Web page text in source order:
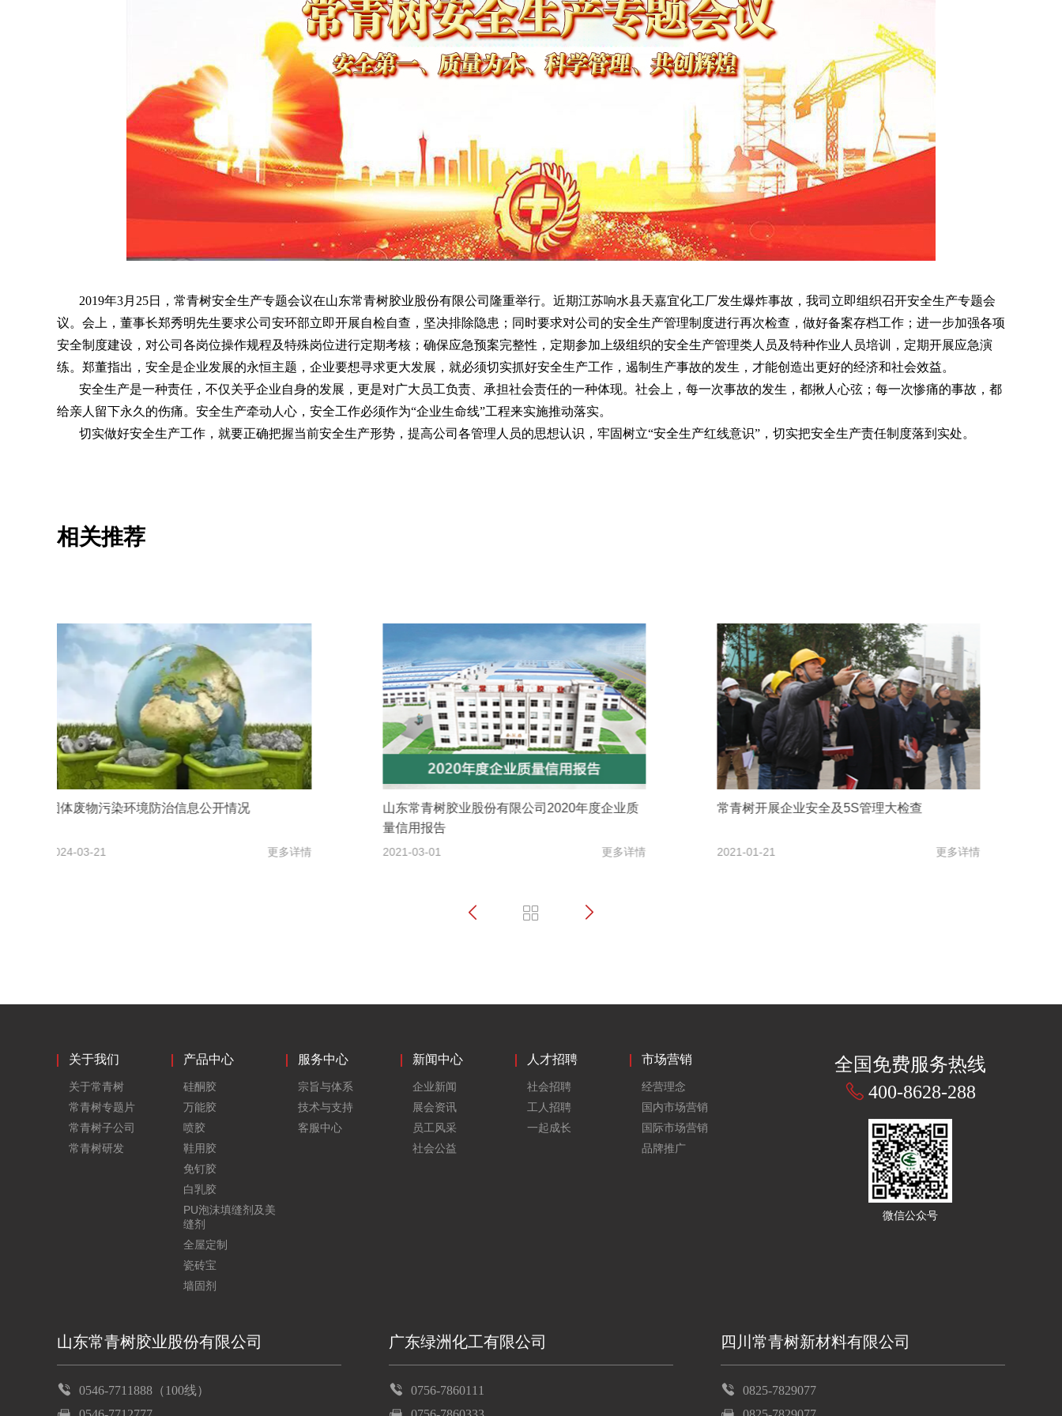
2019年3月25日，常青树安全生产专题会议在山东常青树胶业股份有限公司隆重举行。近期江苏响水县天嘉宜化工厂发生爆炸事故，我司立即组织召开安全生产专题会
议。会上，董事长郑秀明先生要求公司安环部立即开展自检自查，坚决排除隐患；同时要求对公司的安全生产管理制度进行再次检查，做好备案存档工作；进一步加强各项
安全制度建设，对公司各岗位操作规程及特殊岗位进行定期考核；确保应急预案完整性，定期参加上级组织的安全生产管理类人员及特种作业人员培训，定期开展应急演
练。郑董指出，安全是企业发展的永恒主题，企业要想寻求更大发展，就必须切实抓好安全生产工作，遏制生产事故的发生，才能创造出更好的经济和社会效益。
安全生产是一种责任，不仅关乎企业自身的发展，更是对广大员工负责、承担社会责任的一种体现。社会上，每一次事故的发生，都揪人心弦；每一次惨痛的事故，都
给亲人留下永久的伤痛。安全生产牵动人心，安全工作必须作为“企业生命线”工程来实施推动落实。
切实做好安全生产工作，就要正确把握当前安全生产形势，提高公司各管理人员的思想认识，牢固树立“安全生产红线意识”，切实把安全生产责任制度落到实处。
相关推荐
山东常青树胶业股份有限公司2020年度企业质
2021-03-01 更多详情
常青树开展企业安全及5S管理大检查
2021-01-21 更多详情
全员参与丨常青树集团非生产员工火速支援双
2020-09-30 更多详情
关于我们
关于常青树
常青树专题片
常青树子公司
常青树研发
产品中心
硅酮胶
万能胶
喷胶
鞋用胶
免钉胶
白乳胶
PU泡沫填缝剂及美
缝剂
全屋定制
瓷砖宝
墙固剂
服务中心
宗旨与体系
技术与支持
客服中心
新闻中心
企业新闻
展会资讯
员工风采
社会公益
人才招聘
社会招聘
工人招聘
一起成长
市场营销
经营理念
国内市场营销
国际市场营销
品牌推广
全国免费服务热线
400-8628-288
微信公众号
山东常青树胶业股份有限公司
0546-7711888（100线）
广东绿洲化工有限公司
0756-7860111
四川常青树新材料有限公司
0825-7829077